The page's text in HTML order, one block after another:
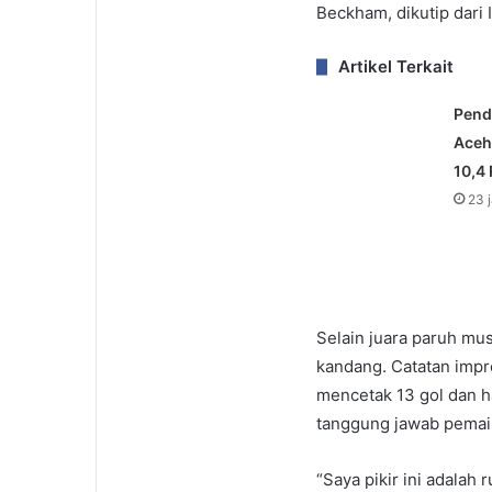
Beckham, dikutip dari
Artikel Terkait
10,4
23
Selain juara paruh
kandang. Catatan
mencetak 13 gol dan
tanggung jawab
“Saya pikir ini adalah